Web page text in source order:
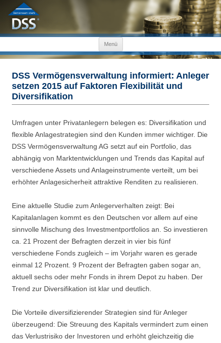
Menü
Zum Inhalt springen
DSS Vermögensverwaltung informiert: Anleger
setzen 2015 auf Faktoren Flexibilität und
Diversifikation
Umfragen unter Privatanlegern belegen es: Diversifikation und
flexible Anlagestrategien sind den Kunden immer wichtiger. Die
DSS Vermögensverwaltung AG setzt auf ein Portfolio, das
abhängig von Marktentwicklungen und Trends das Kapital auf
verschiedene Assets und Anlageinstrumente verteilt, um bei
erhöhter Anlagesicherheit attraktive Renditen zu realisieren.
Eine aktuelle Studie zum Anlegerverhalten zeigt: Bei
Kapitalanlagen kommt es den Deutschen vor allem auf eine
sinnvolle Mischung des Investmentportfolios an. So investieren
ca. 21 Prozent der Befragten derzeit in vier bis fünf
verschiedene Fonds zugleich – im Vorjahr waren es gerade
einmal 12 Prozent. 9 Prozent der Befragten gaben sogar an,
aktuell sechs oder mehr Fonds in ihrem Depot zu haben. Der
Trend zur Diversifikation ist klar und deutlich.
Die Vorteile diversifizierender Strategien sind für Anleger
überzeugend: Die Streuung des Kapitals vermindert zum einen
das Verlustrisiko der Investoren und erhöht gleichzeitig die